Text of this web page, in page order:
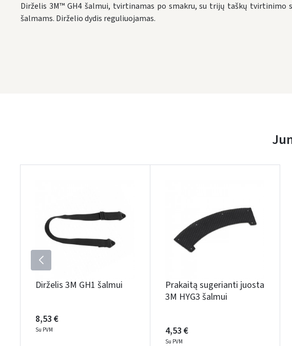
Dirželis 3M™ GH4 šalmui, tvirtinamas po smakru, su trijų taškų tvirtinimo
šalmams. Dirželio dydis reguliuojamas.
Dirželis 3M GH1 šalmui
8,53 €
Su PVM
Prakaitą sugerianti juosta
3M HYG3 šalmui
4,53 €
Su PVM